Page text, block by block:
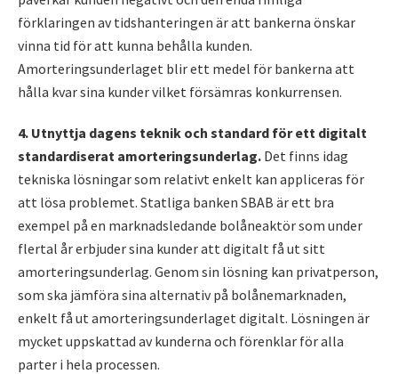
förklaringen av tidshanteringen är att bankerna önskar
vinna tid för att kunna behålla kunden.
Amorteringsunderlaget blir ett medel för bankerna att
hålla kvar sina kunder vilket försämras konkurrensen.
4. Utnyttja dagens teknik och standard för ett digitalt
standardiserat amorteringsunderlag. Det finns idag
tekniska lösningar som relativt enkelt kan appliceras för
att lösa problemet. Statliga banken SBAB är ett bra
exempel på en marknadsledande bolåneaktör som under
flertal år erbjuder sina kunder att digitalt få ut sitt
amorteringsunderlag. Genom sin lösning kan privatperson,
som ska jämföra sina alternativ på bolånemarknaden,
enkelt få ut amorteringsunderlaget digitalt. Lösningen är
mycket uppskattad av kunderna och förenklar för alla
parter i hela processen.